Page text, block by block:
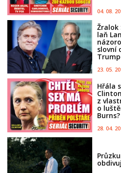
04. 08.
Žralok
laň
slovní
23. 05.
Hřála
z
o
Burns?
28. 04.